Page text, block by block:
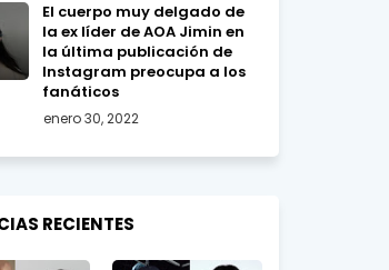
El cuerpo muy delgado de
la ex líder de AOA Jimin en
la última publicación de
Instagram preocupa a los
fanáticos
enero 30, 2022
RECIENTES